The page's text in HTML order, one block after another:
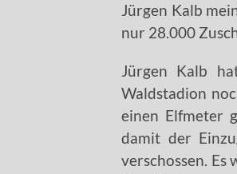
Jürgen Kalb
nur 28.000
Jürgen Kalb
Waldstadion
einen Elfmeter
damit der
verschossen.